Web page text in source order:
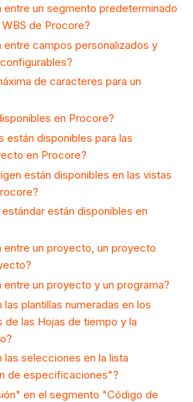
entre un segmento predeterminado
de Procore?
entre campos personalizados y
de caracteres para un
en Procore?
están disponibles para las
en Procore?
están disponibles en las vistas
están disponibles en
entre un proyecto, un proyecto
entre un proyecto y un programa?
plantillas numeradas en los
las Hojas de tiempo y la
las selecciones en la lista
de especificaciones"?
en el segmento "Código de